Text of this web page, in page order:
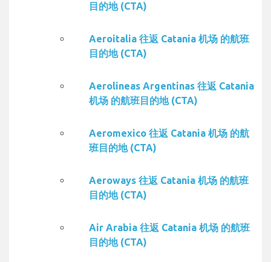
目的地 (CTA)
Aeroitalia 往返 Catania 机场 的航班
目的地 (CTA)
Aerolineas Argentinas 往返 Catania
机场 的航班目的地 (CTA)
Aeromexico 往返 Catania 机场 的航
班目的地 (CTA)
Aeroways 往返 Catania 机场 的航班
目的地 (CTA)
Air Arabia 往返 Catania 机场 的航班
目的地 (CTA)